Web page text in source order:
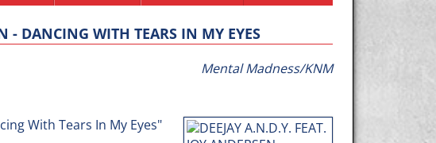
- DANCING WITH TEARS IN MY EYES
Mental Madness/KNM
With Tears In My Eyes"